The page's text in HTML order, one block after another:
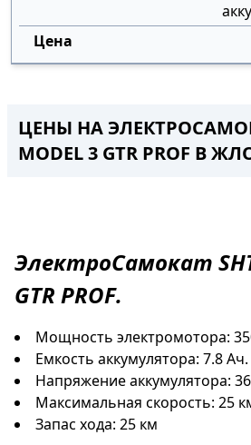
ЦЕНЫ НА
MODEL 3 GTR PROF В
ЭлектроСамокат
GTR PROF.
Мощность электромотора:
Емкость аккумулятора: 7.8 Ач.
Напряжение аккумулятора:
Максимальная скорость: 25
Запас хода: 25 км